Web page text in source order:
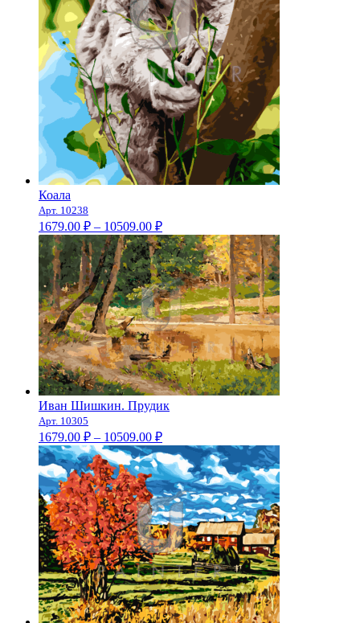
Коала
Арт. 10238
1679.00 ₽ – 10509.00 ₽Диапазон
цен:
1679.00 ₽
–
10509.00 ₽
Иван Шишкин. Прудик
Арт. 10305
1679.00 ₽ – 10509.00 ₽Диапазон
цен:
1679.00 ₽
–
10509.00 ₽